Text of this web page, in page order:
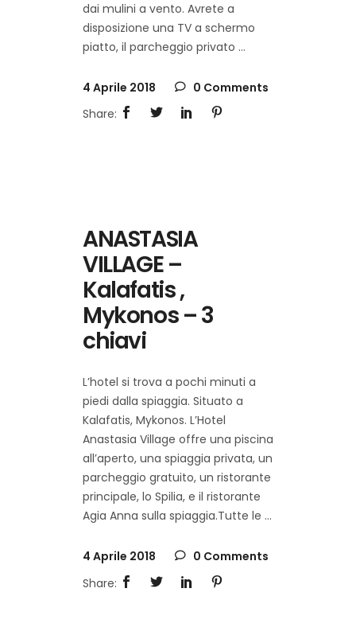
dai mulini a vento. Avrete a
disposizione una TV a schermo
piatto, il parcheggio privato
4 Aprile 2018 0 Comments
ANASTASIA
VILLAGE –
Kalafatis ,
Mykonos – 3
chiavi
L’hotel si trova a pochi minuti a
piedi dalla spiaggia. Situato a
Kalafatis, Mykonos. L’Hotel
Anastasia Village offre una piscina
all’aperto, una spiaggia privata, un
parcheggio gratuito, un ristorante
principale, lo Spilia, e il ristorante
Agia Anna sulla spiaggia.Tutte le
4 Aprile 2018 0 Comments